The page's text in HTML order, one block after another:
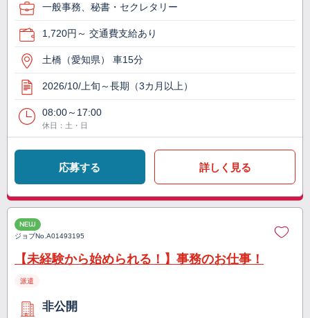
一般事務、秘書・セクレタリー
1,720円～ 交通費支給あり
土橋（愛知県） 車15分
2026/10/上旬～長期（3カ月以上）
08:00～17:00
休日：土・日
応募する 詳しく見る
NEW
ジョブNo.A01493195
【未経験から始められる！】事務のお仕事！
派遣
非公開